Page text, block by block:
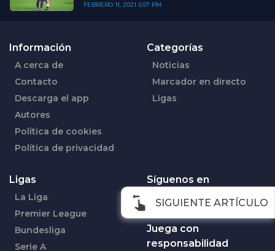
SIGUIENTE ARTÍCULO
FEBRERO 11, 2021 6:57 PM
Información
A cerca de
Contacto
Descarga el app
Autores
Política de cookies
Política de privacidad
Categorías
Noticias
Marcador en directo
Ligas
Ligas
La Liga
Premier League
Bundesliga
Serie A
Síguenos en
Facebook
Juega con
responsabilidad